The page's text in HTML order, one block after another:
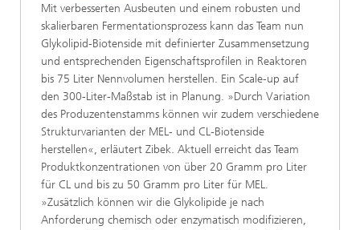
Mit verbesserten Ausbeuten und einem robusten und
skalierbaren Fermentationsprozess kann das Team nun
Glykolipid-Biotenside mit definierter Zusammensetzung
und entsprechenden Eigenschaftsprofilen in Reaktoren
bis 75 Liter Nennvolumen herstellen. Ein Scale-up auf
den 300-Liter-Maßstab ist in Planung. »Durch Variation
des Produzentenstamms können wir zudem verschiedene
Strukturvarianten der MEL- und CL-Biotenside
herstellen«, erläutert Zibek. Aktuell erreicht das Team
Produktkonzentrationen von über 20 Gramm pro Liter
für CL und bis zu 50 Gramm pro Liter für MEL.
»Zusätzlich können wir die Glykolipide je nach
Anforderung chemisch oder enzymatisch modifizieren,